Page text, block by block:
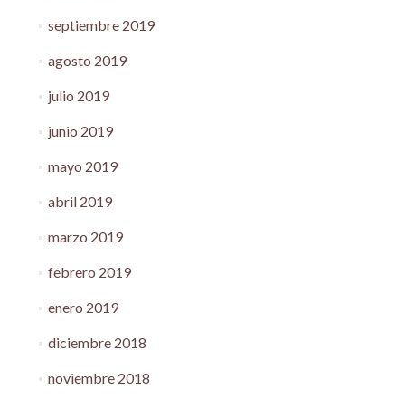
septiembre 2019
agosto 2019
julio 2019
junio 2019
mayo 2019
abril 2019
marzo 2019
febrero 2019
enero 2019
diciembre 2018
noviembre 2018